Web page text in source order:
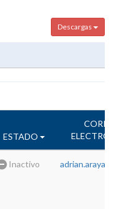
Descargas
ESTADO
Inactivo